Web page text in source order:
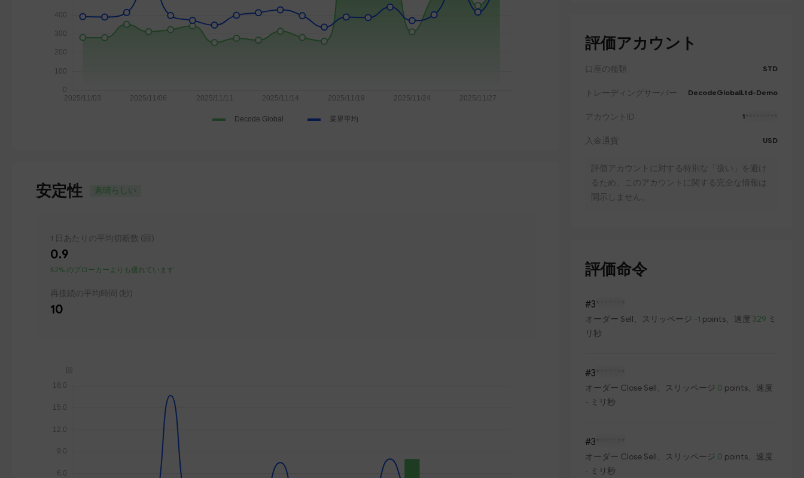
安定性 素晴らしい
1 日あたりの平均切断数 (回)
0.9
52% のブローカーよりも優れています
再接続の平均時間 (秒)
10
評価アカウント
口座の種類 STD
トレーディングサーバー DecodeGlobalLtd-Demo
アカウントID 1
入金通貨 USD
評価アカウントに対する特別な「扱い」を避け
るため、このアカウントに関する完全な情報は
開示しません。
評価命令
#3
オーダー Sell、スリッページ -1 points、速度 329 ミ
リ秒
#3
オーダー Close Sell、スリッページ 0 points、速度
- ミリ秒
#3
オーダー Close Sell、スリッページ 0 points、速度
- ミリ秒